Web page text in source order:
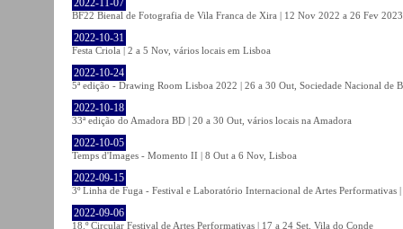
2022-11-07
BF22 Bienal de Fotografia de Vila Franca de Xira | 12 Nov 2022 a 26 Fev
2022-10-31
Festa Criola | 2 a 5 Nov, vários locais em Lisboa
2022-10-24
5ª edição - Drawing Room Lisboa 2022 | 26 a 30 Out, Sociedade Nacional de
2022-10-18
33ª edição do Amadora BD | 20 a 30 Out, vários locais na Amadora
2022-10-05
Temps d'Images - Momento II | 8 Out a 6 Nov, Lisboa
2022-09-15
3º Linha de Fuga - Festival e Laboratório Internacional de Artes Performativas
2022-09-06
18.º Circular Festival de Artes Performativas | 17 a 24 Set, Vila do Conde